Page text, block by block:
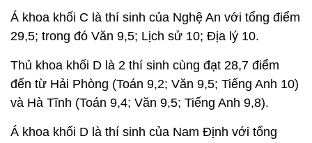
Á khoa khối C là thí sinh của Nghệ An với tổng điểm
29,5; trong đó Văn 9,5; Lịch sử 10; Địa lý 10.
Thủ khoa khối D là 2 thí sinh cùng đạt 28,7 điểm
đến từ Hải Phòng (Toán 9,2; Văn 9,5; Tiếng Anh 10)
và Hà Tĩnh (Toán 9,4; Văn 9,5; Tiếng Anh 9,8).
Á khoa khối D là thí sinh của Nam Định với tổng